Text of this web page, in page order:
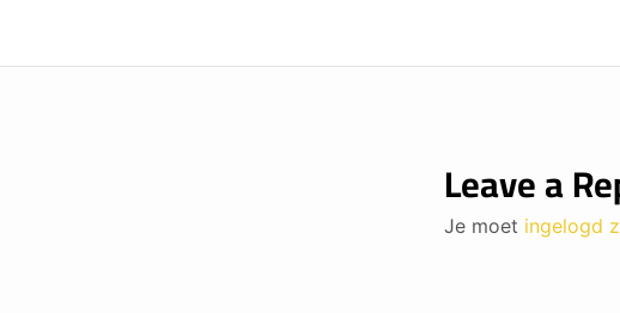
Leave a
Je moet ingelogd